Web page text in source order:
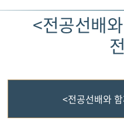
<전공선배
<전공선배와